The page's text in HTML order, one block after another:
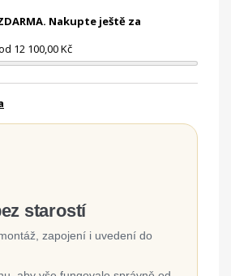
Nakupte ještě za
12 100,00 Kč
starostí
zapojení i uvedení do